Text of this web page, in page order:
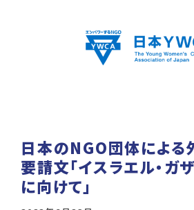
日本のNGO団体による
要請文「イスラエル・ガ
に向けて」